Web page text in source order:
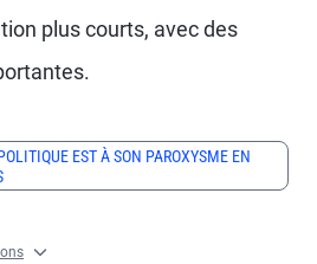
plus courts, avec des
EST À SON PAROXYSME EN